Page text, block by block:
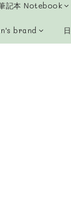
記本 Notebook
brand